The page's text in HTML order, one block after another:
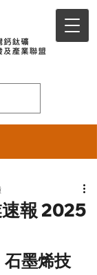
報 2025
墨烯技